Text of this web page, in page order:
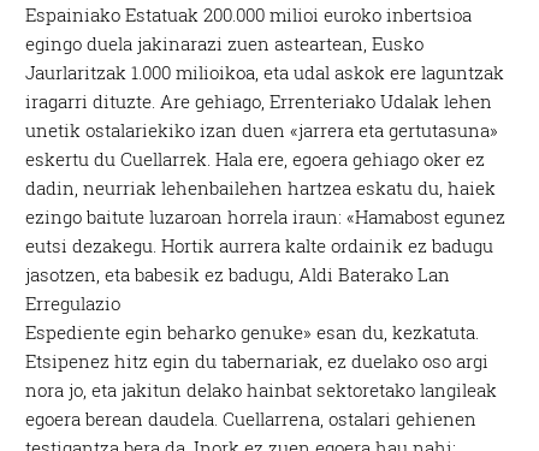
Espainiako Estatuak 200.000 milioi euroko inbertsioa
egingo duela jakinarazi zuen asteartean, Eusko
Jaurlaritzak 1.000 milioikoa, eta udal askok ere laguntzak
iragarri dituzte. Are gehiago, Errenteriako Udalak lehen
unetik ostalariekiko izan duen «jarrera eta gertutasuna»
eskertu du Cuellarrek. Hala ere, egoera gehiago oker ez
dadin, neurriak lehenbailehen hartzea eskatu du, haiek
ezingo baitute luzaroan horrela iraun: «Hamabost egunez
eutsi dezakegu. Hortik aurrera kalte ordainik ez badugu
jasotzen, eta babesik ez badugu, Aldi Baterako Lan
Erregulazio
Espediente egin beharko genuke» esan du, kezkatuta.
Etsipenez hitz egin du tabernariak, ez duelako oso argi
nora jo, eta jakitun delako hainbat sektoretako langileak
egoera berean daudela. Cuellarrena, ostalari gehienen